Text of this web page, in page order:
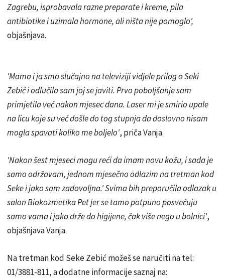
Zagrebu, isprobavala razne preparate i kreme, pila
antibiotike i uzimala hormone, ali ništa nije pomoglo',
objašnjava.
'Mama i ja smo slučajno na televiziji vidjele prilog o Seki
Zebić i odlučila sam joj se javiti. Prvo poboljšanje sam
primjetila već nakon mjesec dana. Laser mi je smirio upale
na licu koje su već došle do tog stupnja da doslovno nisam
mogla spavati koliko me boljelo', priča Vanja.
'Nakon šest mjeseci mogu reći da imam novu kožu, i sada je
samo održavam, jednom mjesečno odlazim na tretman kod
Seke i jako sam zadovoljna.' Svima bih preporučila odlazak u
salon Biokozmetika Pet jer se tamo potpuno posvećuju
samo vama i jako drže do higijene, čak više nego u bolnici',
objašnjava Vanja.
Na tretman kod Seke Zebić možeš se naručiti na tel:
01/3881-811, a dodatne informacije saznaj na: